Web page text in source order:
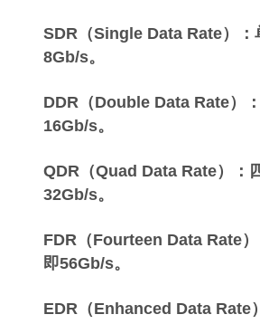
SDR（Single Data Rate）：
8Gb/s。
DDR（Double Data Rate）
16Gb/s。
QDR（Quad Data Rate）：
32Gb/s。
FDR（Fourteen Data Rate）
即56Gb/s。
EDR（Enhanced Data Rate